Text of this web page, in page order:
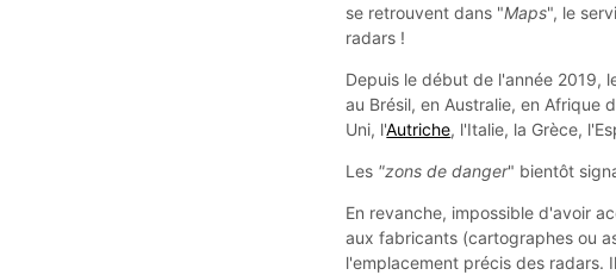
se retrouvent dans "Maps", le
radars !
Depuis le début de l'année 2019,
au Brésil, en Australie, en Afrique
Uni, l'Autriche, l'Italie, la Grèce,
Les "zons de danger" bientôt
En revanche, impossible d'avoir
aux fabricants (cartographes ou
l'emplacement précis des radars.